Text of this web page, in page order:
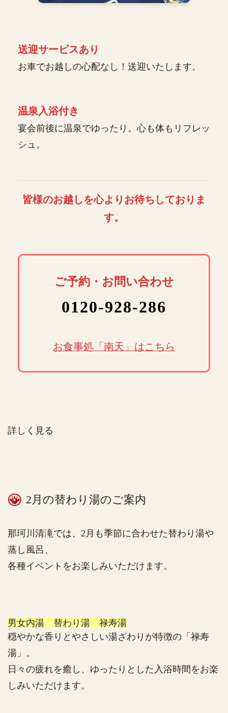
送迎サービスあり
お車でお越しの心配なし！送迎いたします。
温泉入浴付き
宴会前後に温泉でゆったり。心も体もリフレッ
シュ。
皆様のお越しを心よりお待ちしておりま
す。
ご予約・お問い合わせ
0120-928-286
お食事処「南天」はこちら
詳しく見る
2月の替わり湯のご案内
那珂川清滝では、2月も季節に合わせた替わり湯や
蒸し風呂、
各種イベントをお楽しみいただけます。
男女内湯 替わり湯 禄寿湯
穏やかな香りとやさしい湯ざわりが特徴の「禄寿
湯」。
日々の疲れを癒し、ゆったりとした入浴時間をお楽
しみいただけます。